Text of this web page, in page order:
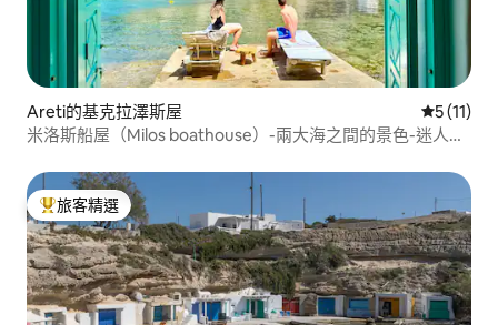
Areti的基克拉澤斯屋 從 11 則
5 (11)
米洛斯船屋（Milos boathouse）-兩大海之間的景色-迷人的
旅客精選榜首
旅客精選